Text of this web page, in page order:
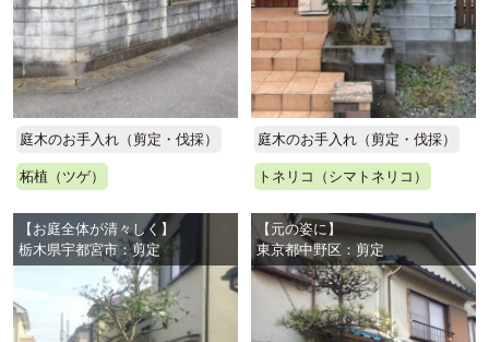
庭木のお手入れ（剪定・伐採）
柘植（ツゲ）
庭木のお手入れ（剪定・伐採）
トネリコ（シマトネリコ）
【お庭全体が清々しく】
栃木県宇都宮市：剪定
【元の姿に】
東京都中野区：剪定